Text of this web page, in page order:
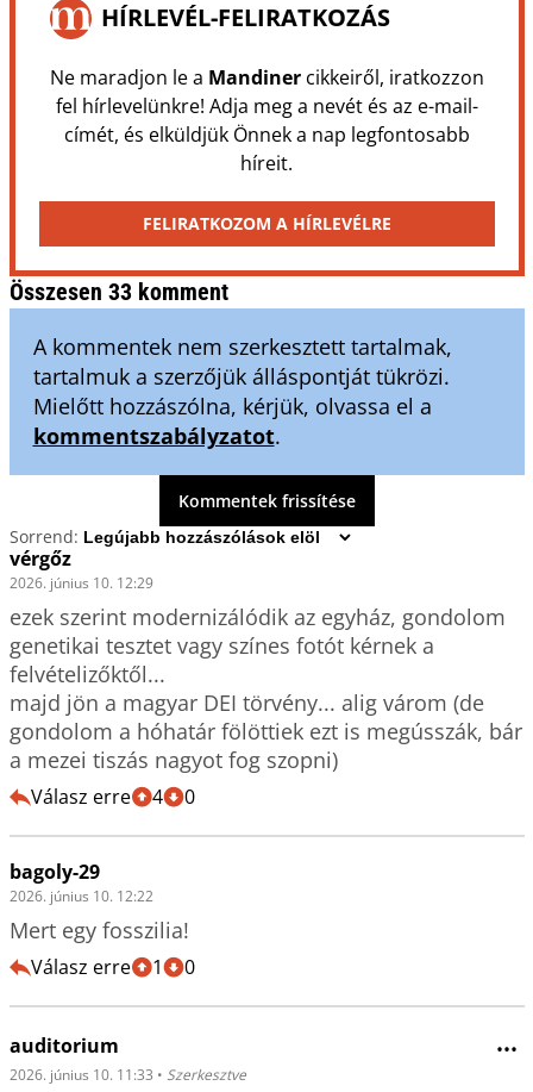
HÍRLEVÉL-FELIRATKOZÁS
Ne maradjon le a Mandinercikkeiről, iratkozzon
fel hírlevelünkre! Adja meg a nevét és az e-mail-
címét, és elküldjük Önnek a nap legfontosabb
híreit.
FELIRATKOZOM A HÍRLEVÉLRE
Összesen 33 komment
A kommentek nem szerkesztett tartalmak,
tartalmuk a szerzőjük álláspontját tükrözi.
Mielőtt hozzászólna, kérjük, olvassa el a
kommentszabályzatot.
Kommentek frissítése
Sorrend:
vérgőz
2026. június 10. 12:29
ezek szerint modernizálódik az egyház, gondolom
genetikai tesztet vagy színes fotót kérnek a
felvételizőktől...
majd jön a magyar DEI törvény... alig várom (de
gondolom a hóhatár fölöttiek ezt is megússzák, bár
a mezei tiszás nagyot fog szopni)
Válasz erre 4 0
bagoly-29
2026. június 10. 12:22
Mert egy fosszilia!
Válasz erre 1 0
auditorium •••
2026. június 10. 11:33 • Szerkesztve